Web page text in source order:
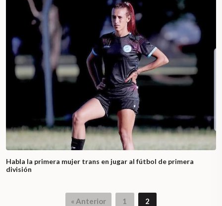
Habla la primera mujer trans en jugar al fútbol de primera
división
« Anterior 1 2